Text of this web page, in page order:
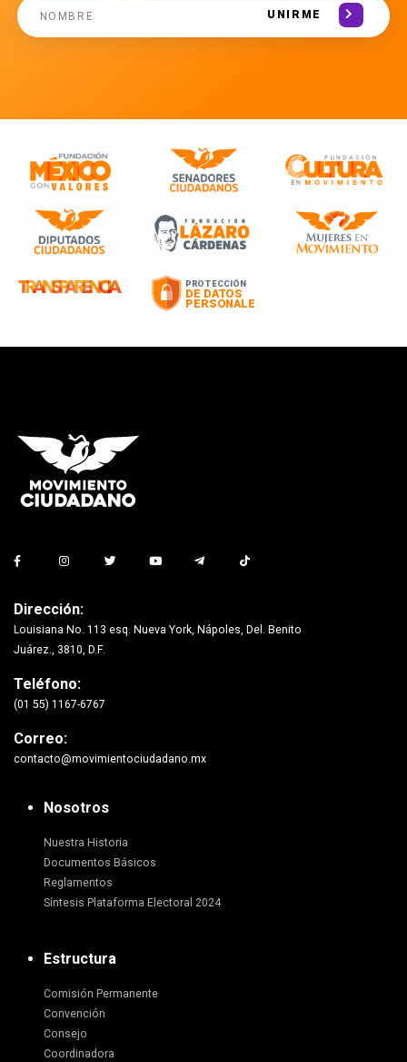
UNIRME
Dirección:
Louisiana No. 113 esq. Nueva York, Nápoles, Del. Benito
Juárez., 3810, D.F.
Teléfono:
(01 55) 1167-6767
Correo:
contacto@movimientociudadano.mx
Nosotros
Nuestra Historia
Documentos Básicos
Reglamentos
Síntesis Plataforma Electoral 2024
Estructura
Comisión Permanente
Convención
Consejo
Coordinadora